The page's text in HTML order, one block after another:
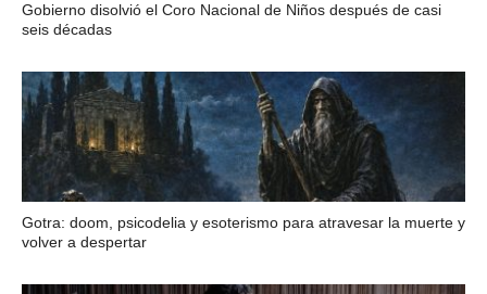
Gobierno disolvió el Coro Nacional de Niños después de casi
seis décadas
Gotra: doom, psicodelia y esoterismo para atravesar la muerte y
volver a despertar